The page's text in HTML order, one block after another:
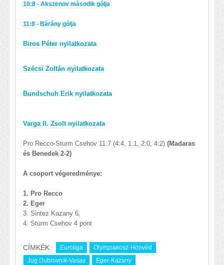
10:8 - Akszenov második gólja
11:8 - Bárány gólja
Biros Péter nyilatkozata
Szécsi Zoltán nyilatkozata
Bundschuh Erik nyilatkozata
Varga II. Zsolt nyilatkozata
Pro Recco-Sturm Csehov 11:7 (4:4, 1:1, 2:0, 4:2) (Madaras
és Benedek 2-2)
A csoport végeredménye:
1. Pro Recco
2. Eger
3. Sintez Kazany 6,
4. Sturm Csehov 4 pont
CÍMKÉK: Euroliga
Olympiakosz-Honvéd
Jug Dubrovnik-Vasas
Eger-Kazany